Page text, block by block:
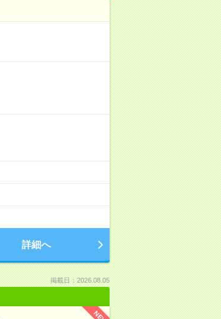
詳細へ
掲載日：2026.08.05